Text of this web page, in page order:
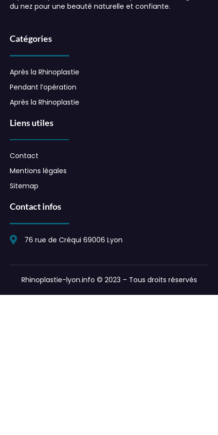
du nez pour une beauté naturelle et confiante.
Catégories
Après la Rhinoplastie
Pendant l’opération
Après la Rhinoplastie
Liens utiles
Contact
Mentions légales
Sitemap
Contact infos
76 rue de Créqui 69006 Lyon
Rhinoplastie-lyon.info © 2023 – Tous droits réservés